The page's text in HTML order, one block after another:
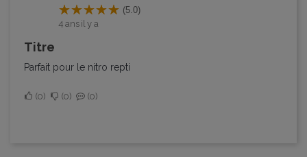
(5.0)
4 ans il y a
Titre
Parfait pour le nitro repti
0 0 0